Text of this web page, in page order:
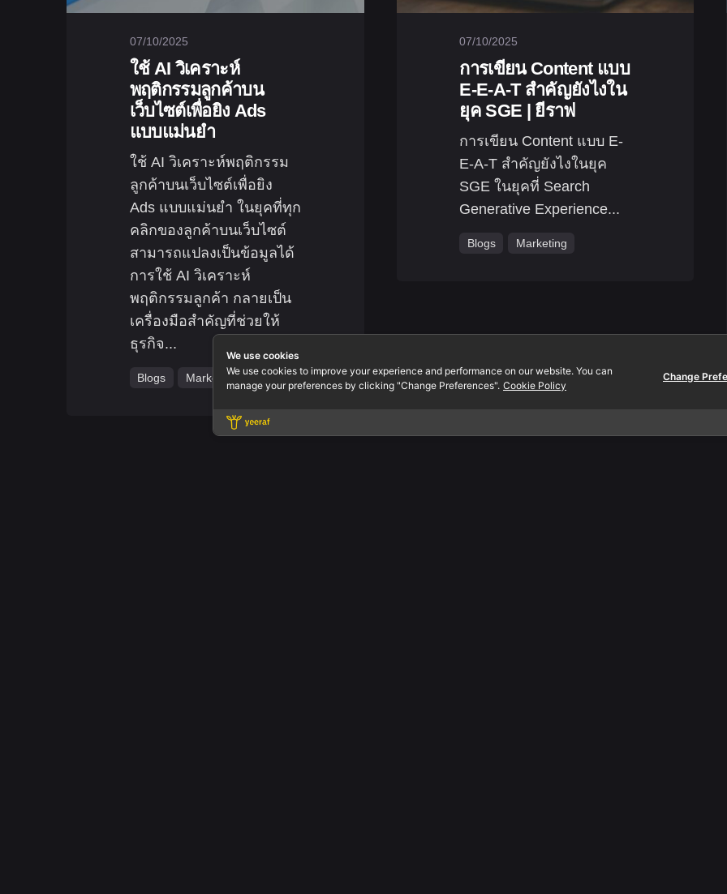
07/10/2025
ใช้ AI วิเคราะห์
พฤติกรรมลูกค้าบน
เว็บไซต์เพื่อยิง Ads
แบบแม่นยำ
ใช้ AI วิเคราะห์พฤติกรรม
ลูกค้าบนเว็บไซต์เพื่อยิง
Ads แบบแม่นยำ ในยุคที่ทุก
คลิกของลูกค้าบนเว็บไซต์
สามารถแปลงเป็นข้อมูลได้
การใช้ AI วิเคราะห์
พฤติกรรมลูกค้า กลายเป็น
เครื่องมือสำคัญที่ช่วยให้
ธุรกิจ...
Blogs Marketing
07/10/2025
การเขียน Content แบบ
E-E-A-T สำคัญยังไงใน
ยุค SGE | ยีราฟ
การเขียน Content แบบ E-
E-A-T สำคัญยังไงในยุค
SGE ในยุคที่ Search
Generative Experience...
Blogs Marketing
We use cookies
We use cookies to improve your experience and performance on our website. You can
manage your preferences by clicking "Change Preferences". Cookie Policy
Change